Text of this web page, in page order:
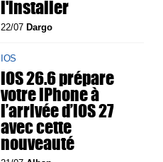
l'installer
22/07 Dargo
IOS
iOS 26.6 prépare
votre iPhone à
l’arrivée d’iOS 27
avec cette
nouveauté